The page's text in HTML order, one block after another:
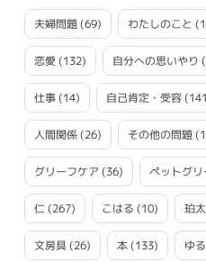
夫婦問題(69) わたしのこと
恋愛 (132) 自分への思いやり
仕事(14) 自己肯定・受容
人間関係(26) その他の問題
グリーフケア (36) ペットグリ
仁(267) こはる (10) 珀太
文房具(26) 本(133) ゆ